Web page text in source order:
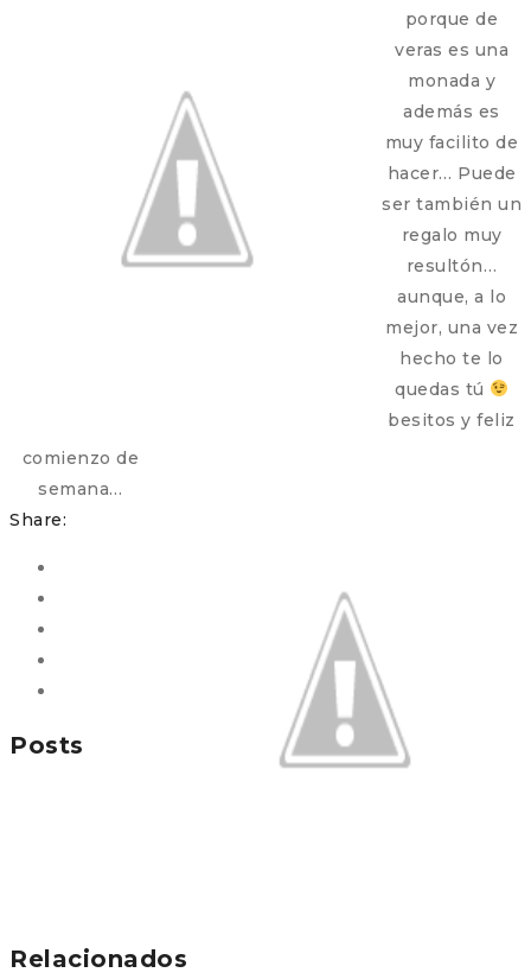
porque de
veras es una
monada y
además es
muy facilito de
hacer… Puede
ser también un
regalo muy
resultón…
aunque, a lo
mejor, una vez
hecho te lo
quedas tú
besitos y feliz
comienzo de
semana…
Share:
Posts
Relacionados